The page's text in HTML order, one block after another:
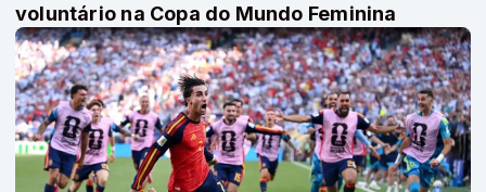
voluntário na Copa do Mundo Feminina